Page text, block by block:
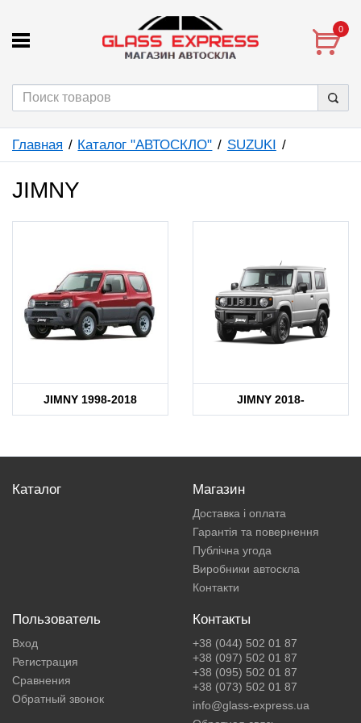
0
Главная Каталог "АВТОСКЛО" SUZUKI
JIMNY
JIMNY 1998-2018 JIMNY 2018-
Каталог Магазин
Доставка і оплата
Гарантія та повернення
Публічна угода
Виробники автоскла
Контакти
Пользователь
Вход
Регистрация
Сравнения
Обратный звонок
Контакты
+38 (044) 502 01 87
+38 (097) 502 01 87
+38 (095) 502 01 87
+38 (073) 502 01 87
info@glass-express.ua